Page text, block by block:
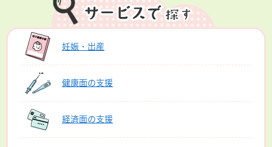
妊娠・出産
健康面の支援
経済面の支援